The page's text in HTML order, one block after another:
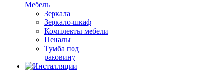
Мебель
Зеркала
Зеркало-шкаф
Комплекты мебели
Пеналы
Тумба под
раковину